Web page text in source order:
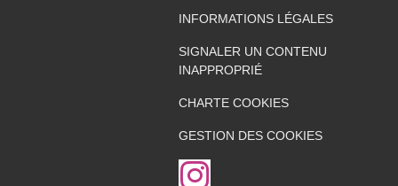
INFORMATIONS LÉGALES
SIGNALER UN CONTENU
INAPPROPRIÉ
CHARTE COOKIES
GESTION DES COOKIES